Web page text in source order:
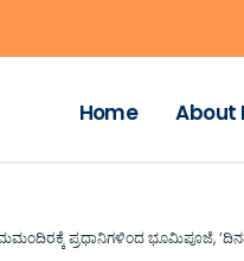
Home About
ಪ್ರಧಾನಿಗಳಿಂದ ಭೂಮಿಪೂಜೆ,